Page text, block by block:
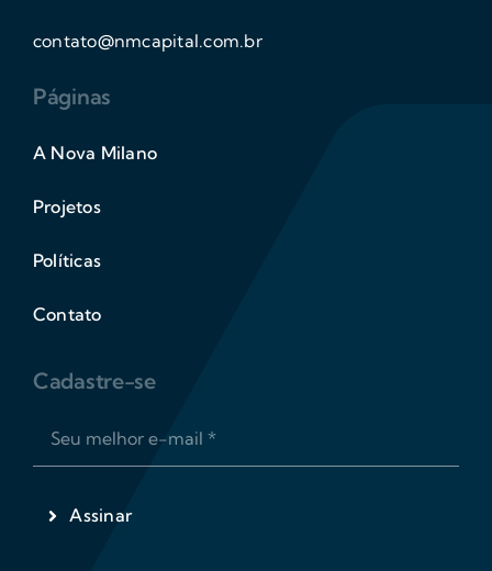
contato@nmcapital.com.br
Páginas
A Nova Milano
Projetos
Políticas
Contato
Cadastre-se
Assinar